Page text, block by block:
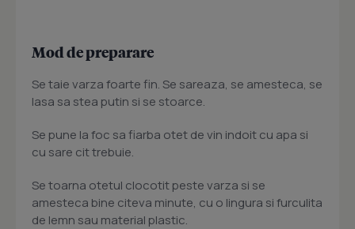
Mod de preparare
Se taie varza foarte fin. Se sareaza, se amesteca, se
lasa sa stea putin si se stoarce.
Se pune la foc sa fiarba otet de vin indoit cu apa si
cu sare cit trebuie.
Se toarna otetul clocotit peste varza si se
amesteca bine citeva minute, cu o lingura si furculita
de lemn sau material plastic.